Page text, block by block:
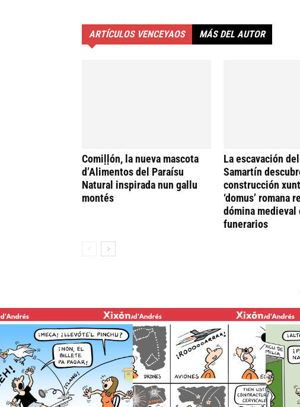
ARTÍCULOS VENCEYAOS MÁS DEL AUTOR
Comiḷḷón, la nueva mascota
d’Alimentos del Paraísu
Natural inspirada nun gallu
montés
La escavación
Samartín
construcción
‘domus’ romana
dómina medieval
funerarios